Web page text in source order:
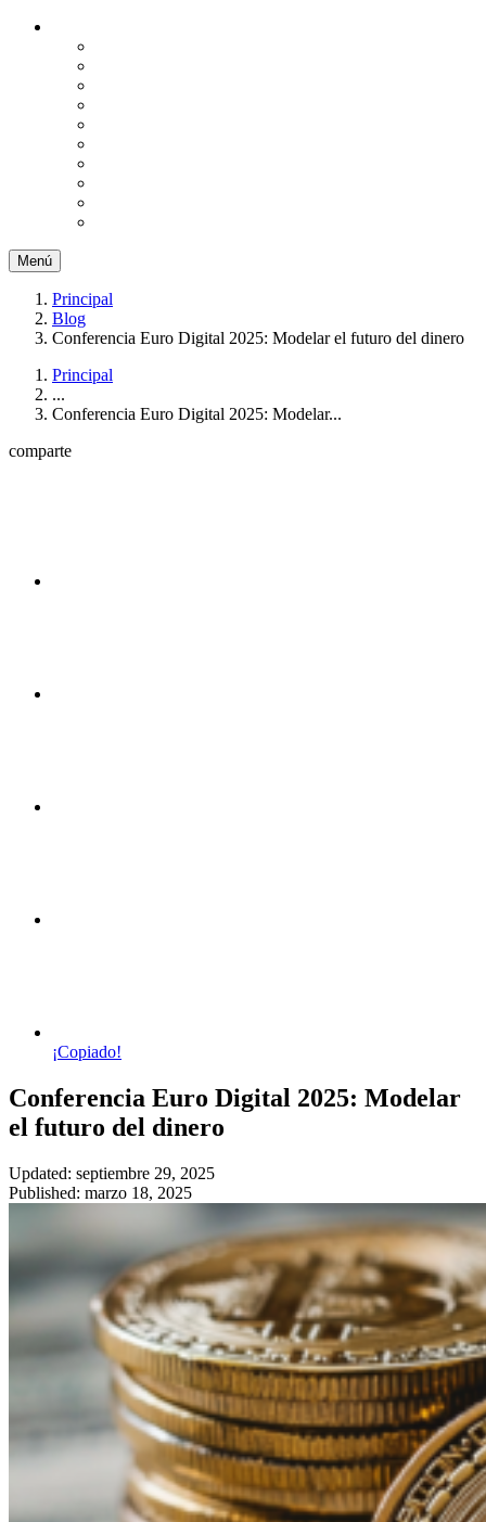
Menú
Principal
Blog
Conferencia Euro Digital 2025: Modelar el futuro del dinero
Principal
...
Conferencia Euro Digital 2025: Modelar...
comparte
¡Copiado!
Conferencia Euro Digital 2025: Modelar
el futuro del dinero
Updated: septiembre 29, 2025
Published: marzo 18, 2025